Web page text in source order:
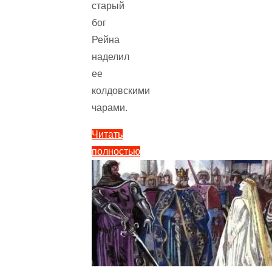
старый
бог
Рейна
наделил
ее
колдовскими
чарами.
Читать
полностью
"Лорелея
—
немецкая
народная
сказка.
Сказка
про